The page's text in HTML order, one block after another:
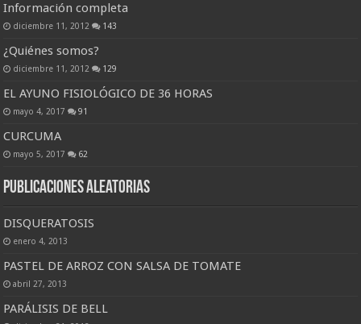
Información completa
diciembre 11, 2012 143
¿Quiénes somos?
diciembre 11, 2012 129
EL AYUNO FISIOLÓGICO DE 36 HORAS
mayo 4, 2017 91
CURCUMA
mayo 5, 2017 62
Publicaciones Aleatorias
DISQUERATOSIS
enero 4, 2013
PASTEL DE ARROZ CON SALSA DE TOMATE
abril 27, 2013
PARÁLISIS DE BELL